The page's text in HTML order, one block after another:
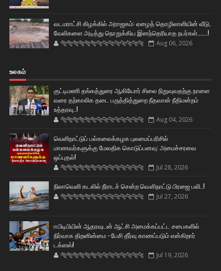
வடமராட்சி கிழக்கில் அராஜகம்: ஏழைத் தொழிலாளியின் வீடு,
வேலிகளை அடித்து நொறுக்கிய இனந்தெரியாத நபர்கள்.......!
🐅🐅🐅🐅🐅🐅🐆🐆🐆🐆🐆🐆🐆🐆 Aug 06, 2026
உலகம்
குட்டிமணி தங்கத்துரை ஆகியோர் சிலை நிறுவுவதற்கு நாளை
வரை தற்காலிக தடை பருத்தித்துறை நீதவான் நீதிமன்றம்
உத்தரவு..!
🐅🐅🐅🐅🐅🐅🐆🐆🐆🐆🐆🐆🐆🐆 Aug 04, 2026
வெளிநாட்டுப் பல்கலைக்கழக புலமைப்பரிசில்
மாணவர்களுக்கு மேலதிக கொடுப்பனவு: அமைச்சரவை
ஒப்புதல்!
🐅🐅🐅🐅🐅🐅🐆🐆🐆🐆🐆🐆🐆🐆 Jul 28, 2026
நிலாவெளி கடலில் நீராடச் சென்ற வௌிநாட்டு பிரஜை பலி..!
🐅🐅🐅🐅🐅🐅🐆🐆🐆🐆🐆🐆🐆🐆 Jul 27, 2026
ஈபிடிபியின் ஆதரவுடன் ஆட்சி அமைக்கப்பட்ட சபைகளில்
நிர்வாக திறனின்மை - பேசி தீர்வு காணப்படும் என்கிறார்
டக்ளஸ்!
🐅🐅🐅🐅🐅🐅🐆🐆🐆🐆🐆🐆🐆🐆 Jul 19, 2026